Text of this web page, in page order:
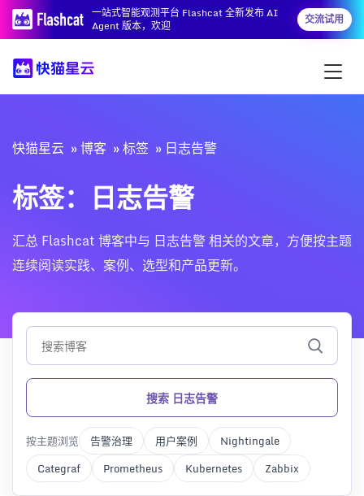
一站式智能观测平台 Flashcat 全新发布 AI
Agent 版本，欢迎
交流试用
快猫星云 博客 标签 日志告警
标签：日志告警
汇总 Flashcat 博客中与 日志告警 相关的文章，方便按主题
连续阅读实践、案例、选型和产品更新。
搜索 日志告警
按主题浏览 告警治理 用户案例
Nightingale
Categraf
Prometheus Kubernetes Zabbix